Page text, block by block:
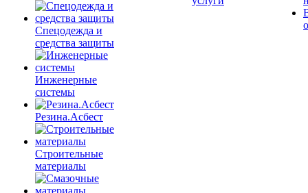
Спецодежда и
средства защиты
Инженерные
системы
Резина.Асбест
Строительные
материалы